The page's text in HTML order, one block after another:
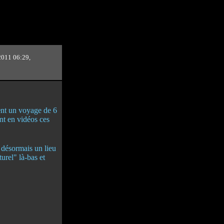
06:29,
un voyage de 6
en vidéos ces
un lieu
là-bas et